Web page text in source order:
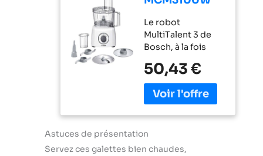
Hautement
robot est doté de
plus de 50
fonctions dont
fouetter,
mélanger, battre,
mixer, hacher,
mélanger, pétrir... /
Grande puissance
est équipé d'une
fonction moulin à
Robot de
cuisine,
puissant
moteur
Le robot
MultiTalent 3 de
Bosch, à la fois
performant, est
l'appareil
électroménager
permettra de
réussir toutes vos
préparations et
50,43 €
Astuces de présentation
Servez ces galettes bien chaudes,